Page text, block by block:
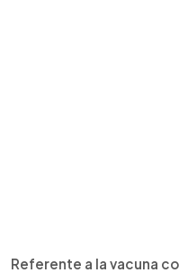
Referente a la vacuna